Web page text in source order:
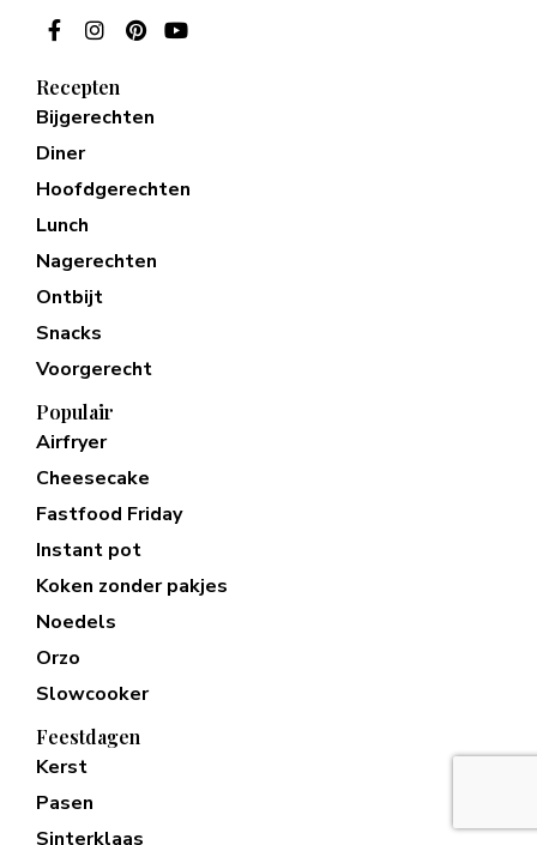
Recepten
Bijgerechten
Diner
Hoofdgerechten
Lunch
Nagerechten
Ontbijt
Snacks
Voorgerecht
Populair
Airfryer
Cheesecake
Fastfood Friday
Instant pot
Koken zonder pakjes
Noedels
Orzo
Slowcooker
Feestdagen
Kerst
Pasen
Sinterklaas